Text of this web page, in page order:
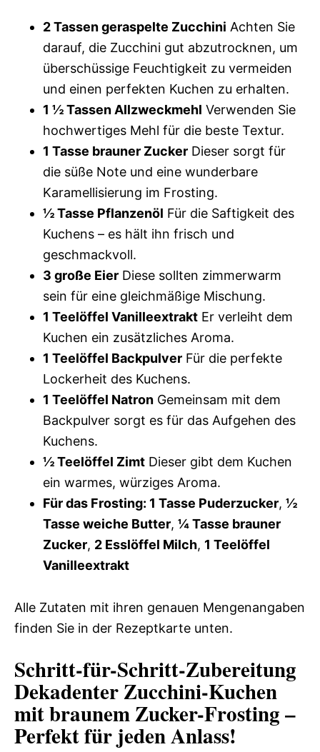
2 Tassen geraspelte Zucchini Achten Sie
darauf, die Zucchini gut abzutrocknen, um
überschüssige Feuchtigkeit zu vermeiden
und einen perfekten Kuchen zu erhalten.
1 ½ Tassen Allzweckmehl Verwenden Sie
hochwertiges Mehl für die beste Textur.
1 Tasse brauner Zucker Dieser sorgt für
die süße Note und eine wunderbare
Karamellisierung im Frosting.
½ Tasse Pflanzenöl Für die Saftigkeit des
Kuchens – es hält ihn frisch und
geschmackvoll.
3 große Eier Diese sollten zimmerwarm
sein für eine gleichmäßige Mischung.
1 Teelöffel Vanilleextrakt Er verleiht dem
Kuchen ein zusätzliches Aroma.
1 Teelöffel Backpulver Für die perfekte
Lockerheit des Kuchens.
1 Teelöffel Natron Gemeinsam mit dem
Backpulver sorgt es für das Aufgehen des
Kuchens.
½ Teelöffel Zimt Dieser gibt dem Kuchen
ein warmes, würziges Aroma.
Für das Frosting: 1 Tasse Puderzucker, ½
Tasse weiche Butter, ¼ Tasse brauner
Zucker, 2 Esslöffel Milch, 1 Teelöffel
Vanilleextrakt
Alle Zutaten mit ihren genauen Mengenangaben
finden Sie in der Rezeptkarte unten.
Schritt-für-Schritt-Zubereitung
Dekadenter Zucchini-Kuchen
mit braunem Zucker-Frosting –
Perfekt für jeden Anlass!